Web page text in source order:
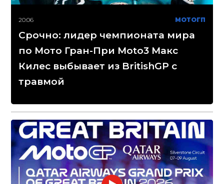
20:06 МОТОГП
Срочно: лидер чемпионата мира
по Мото Гран-При Moto3 Макс
Килес выбывает из BritishGP с
травмой